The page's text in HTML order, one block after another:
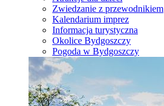
Zwiedzanie z przewodnikiem
Kalendarium imprez
Informacja turystyczna
Okolice Bydgoszczy
Pogoda w Bydgoszczy